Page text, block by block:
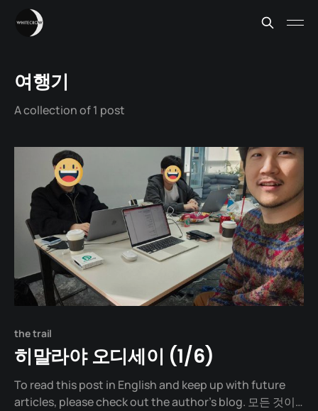
여행기
A collection of 1 post
the trail
히말라야 오디세이 (1/6)
To read this post in English and keep up with future
articles, please check out the author's blog. 모든 것이